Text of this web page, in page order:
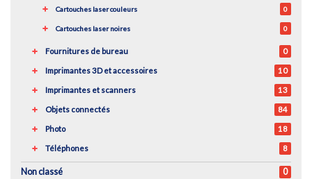
Cartouches laser couleurs 0
Cartouches laser noires 0
Fournitures de bureau 0
Imprimantes 3D et accessoires 10
Imprimantes et scanners 13
Objets connectés 84
Photo 18
Téléphones 8
Non classé 0